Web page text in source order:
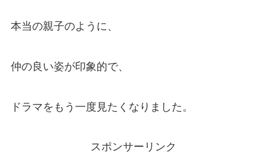
本当の親子のように、
仲の良い姿が印象的で、
ドラマをもう一度見たくなりました。
スポンサーリンク